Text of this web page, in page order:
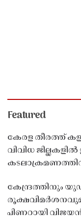
Featured
കേരള തീരത്ത്
വിവിധ
കേന്ദ്രത്തിനും
പിണറായി